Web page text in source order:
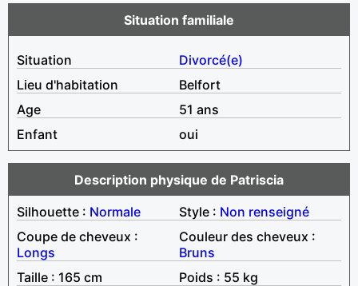
Situation familiale
Situation
Divorcé(e)
Lieu d'habitation
Belfort
Age
51 ans
Enfant
oui
Description physique de Patriscia
Silhouette : Normale Style : Non renseigné
Coupe de cheveux :
Longs
Couleur des cheveux :
Bruns
Taille : 165 cm
Poids : 55 kg